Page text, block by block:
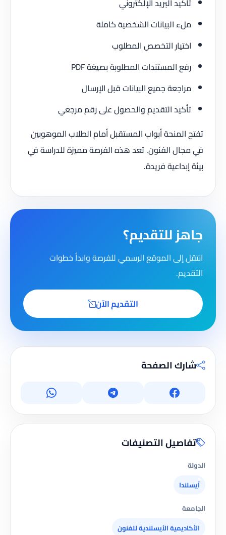
ملء البيانات الشخصية كاملة
اختيار التخصص المطلوب
رفع المستندات المطلوبة بصيغة PDF
مراجعة جميع البيانات قبل الإرسال
تأكيد التقديم والحصول على رقم مرجعي
تفتح المنحة أبواب المستقبل أمام الطلاب الموهوبين
في مجال الفنون. تعد هذه الفرصة مميزة للدراسة في
بيئة إبداعية فريدة.
جاهز للتقديم؟
انتقل إلى الموقع الرسمي للفرصة وابدأ خطوات
التقديم.
التقديم الآن
شارك الصفحة
تفاصيل التصنيفات
الدولة
آيسلندا
الجامعة
الأكاديمية الأيسلندية للفنون